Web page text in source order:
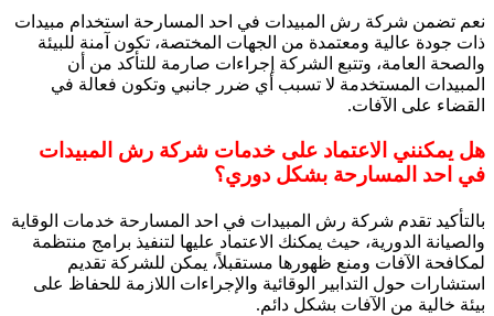
نعم تضمن شركة رش المبيدات في احد المسارحة استخدام مبيدات
ذات جودة عالية ومعتمدة من الجهات المختصة، تكون آمنة للبيئة
والصحة العامة، وتتبع الشركة إجراءات صارمة للتأكد من أن
المبيدات المستخدمة لا تسبب أي ضرر جانبي وتكون فعالة في
القضاء على الآفات.
هل يمكنني الاعتماد على خدمات شركة رش المبيدات
في احد المسارحة بشكل دوري؟
بالتأكيد تقدم شركة رش المبيدات في احد المسارحة خدمات الوقاية
والصيانة الدورية، حيث يمكنك الاعتماد عليها لتنفيذ برامج منتظمة
لمكافحة الآفات ومنع ظهورها مستقبلاً، يمكن للشركة تقديم
استشارات حول التدابير الوقائية والإجراءات اللازمة للحفاظ على
بيئة خالية من الآفات بشكل دائم.